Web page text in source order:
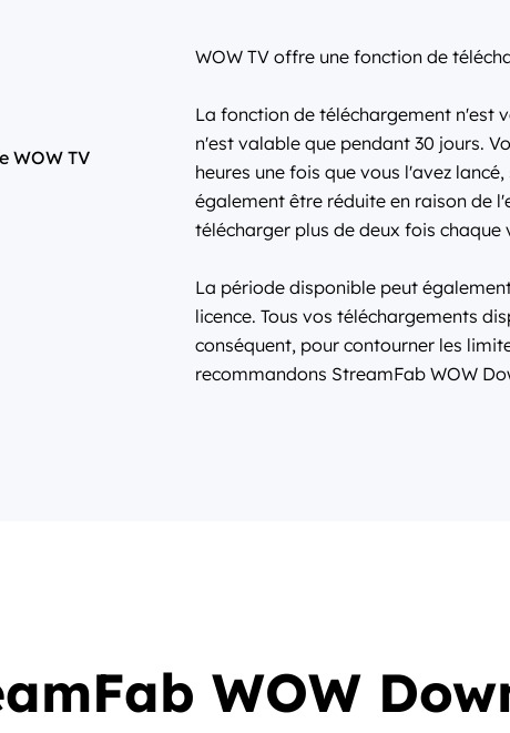
WOW TV offre une fonction de
La fonction de téléchargement n'est
n'est valable que pendant 30 jours.
heures une fois que vous l'avez
également être réduite en raison de
télécharger plus de deux fois chaque
La période disponible peut
licence. Tous vos téléchargements
conséquent, pour contourner les
recommandons StreamFab WOW
WOW